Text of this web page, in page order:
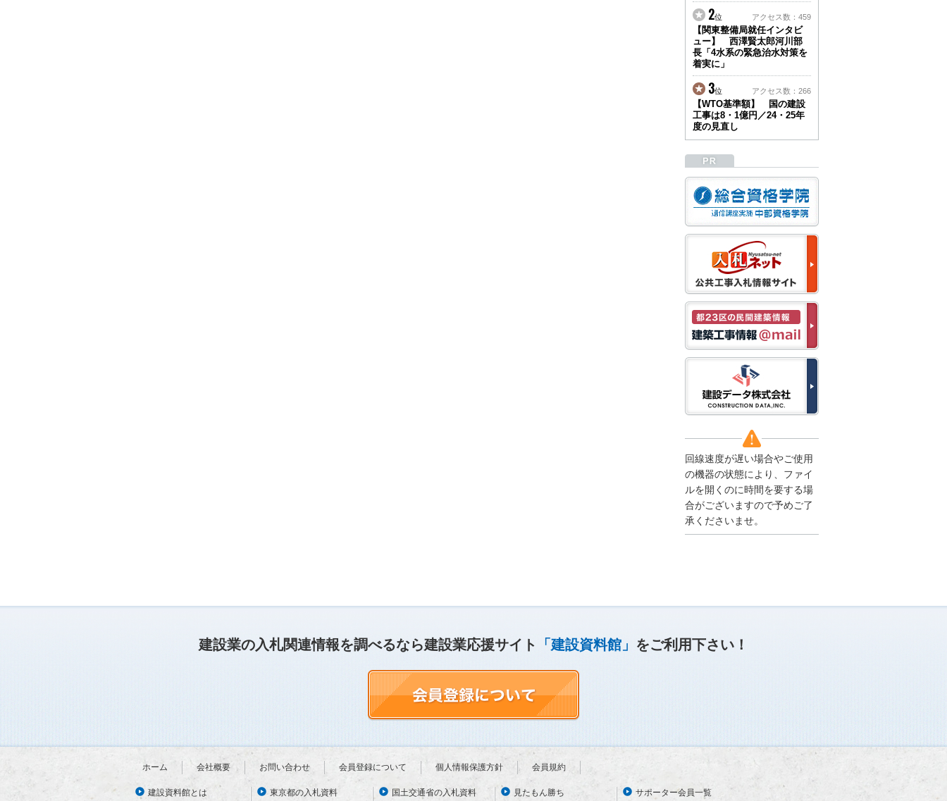
建設資料館をご利用いた
だき、誠に有難うござい
ます。
下記の期間につきまし
て、弊社休業のため情報
更新を停止させていただ
きます。
【期間】５月２日(土)～
５月１０日(日)
上記の期間、情報の更新
がされませんので、ご了
い申し上げます。
から通常通り運営いたし
ます。
2025/12/22
●年末年始に伴う情報更
新停止のお知らせ●
建設資料館をご利用いた
だき、誠に有難うござい
ます。
下記の期間につきまし
て、弊社休業のため情報
更新を停止させていただ
きます。
【期間】１２月２７日
(土)～１月４日(日)
上記の期間、情報の更新
がされませんので、ご了
承のほど、よろしくお願
なお、情報は１月５日
(月)より登録されます。
2025/08/04
●夏季休業に伴う情報更
新停止のお知らせ●
建設資料館をご利用いた
だき、誠に有難うござい
がされませんので、ご了
承のほど、よろしくお願
伴う情報更新停止のお知
らせ(04/26～04/29、05/0
ユーザー各位
2位 アクセス数：459
【関東整備局就任インタビ
ュー】 西澤賢太郎河川部
長「4水系の緊急治水対策を
着実に」
3位 アクセス数：266
【WTO基準額】 国の建設
工事は8・1億円／24・25年
度の見直し
回線速度が遅い場合やご使用
の機器の状態により、ファイ
ルを開くのに時間を要する場
合がございますので予めご了
承くださいませ。
建設業の入札関連情報を調べるなら建設業応援サイト 「建設資料館」 をご利用下さい！
ホーム 会社概要 お問い合わせ 会員登録について 個人情報保護方針 会員規約
建設資料館とは 東京都の入札資料 国土交通省の入札資料 見たもん勝ち サポーター会員一覧